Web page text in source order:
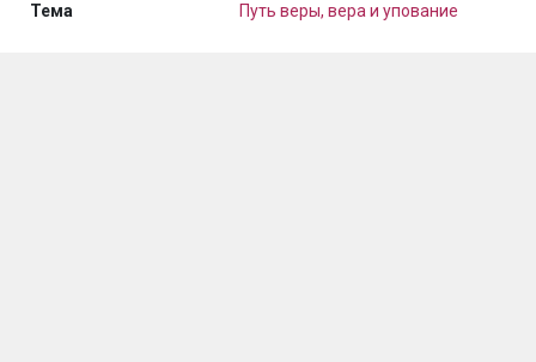
Тема Путь веры, вера и упование